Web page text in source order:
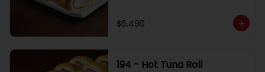
$6.490
194 - Hot Tuna Roll